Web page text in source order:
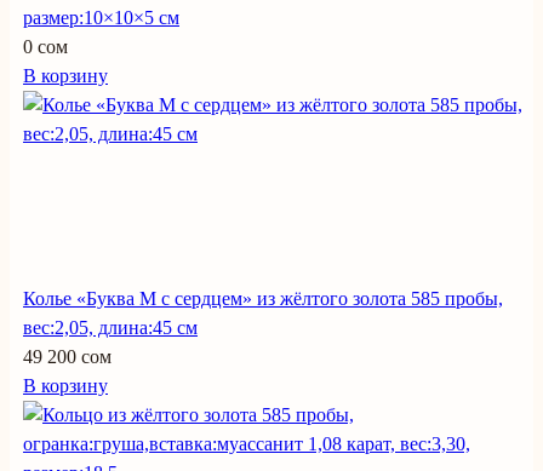
размер:10×10×5 см
0 сом
В корзину
Колье «Буква М с сердцем» из жёлтого золота 585 пробы,
вес:2,05, длина:45 см
49 200 сом
В корзину